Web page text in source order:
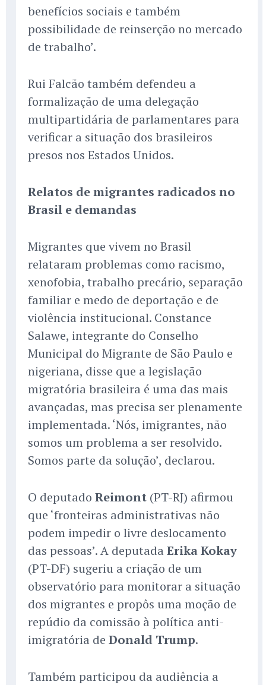
benefícios sociais e também
possibilidade de reinserção no mercado
de trabalho’.
Rui Falcão também defendeu a
formalização de uma delegação
multipartidária de parlamentares para
verificar a situação dos brasileiros
presos nos Estados Unidos.
Relatos de migrantes radicados no
Brasil e demandas
Migrantes que vivem no Brasil
relataram problemas como racismo,
xenofobia, trabalho precário, separação
familiar e medo de deportação e de
violência institucional. Constance
Salawe, integrante do Conselho
Municipal do Migrante de São Paulo e
nigeriana, disse que a legislação
migratória brasileira é uma das mais
avançadas, mas precisa ser plenamente
implementada. ‘Nós, imigrantes, não
somos um problema a ser resolvido.
Somos parte da solução’, declarou.
O deputado Reimont (PT-RJ) afirmou
que ‘fronteiras administrativas não
podem impedir o livre deslocamento
das pessoas’. A deputada Erika Kokay
(PT-DF) sugeriu a criação de um
observatório para monitorar a situação
dos migrantes e propôs uma moção de
repúdio da comissão à política anti-
imigratória de Donald Trump.
Também participou da audiência a